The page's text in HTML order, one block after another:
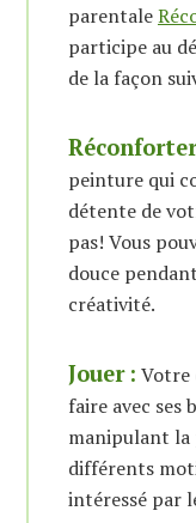
parentale
participe au
de la façon
Réconforter
peinture qui
détente de
pas! Vous
douce
créativité.
Jouer : Votre
faire avec ses
manipulant la
différents
intéressé par